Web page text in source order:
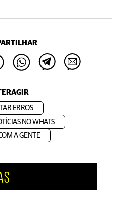
ERROS
NO WHATS
A GENTE